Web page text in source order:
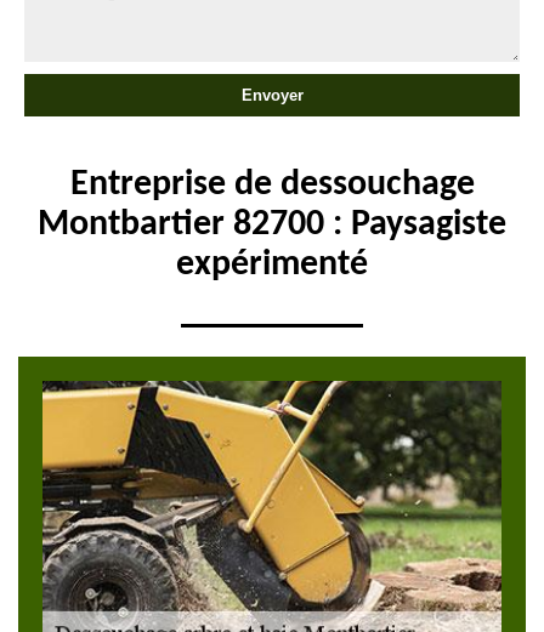
Entreprise de dessouchage
Montbartier 82700 : Paysagiste
expérimenté